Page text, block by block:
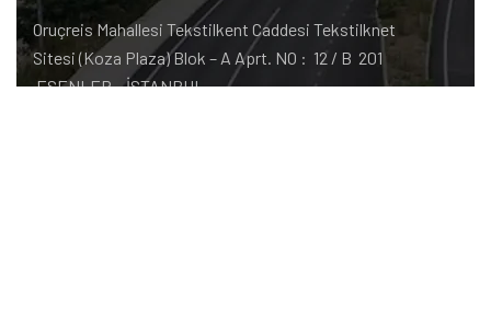
Oruçreis Mahallesi Tekstilkent Caddesi Tekstilknet
Sitesi (Koza Plaza) Blok – A Aprt. NO : 12 / B 201
ESENLER – İSTANBUL